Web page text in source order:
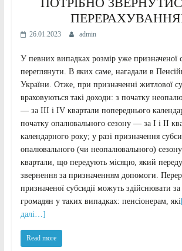
26.01.2023 admin
У певних випадках розмір уже призначеної
переглянути. В яких саме, нагадали в
України. Отже, при призначенні житлової
враховуються такі доходи: з початку
— за ІІІ і ІV квартали попереднього
початку опалювального сезону — за І і ІІ
календарного року; у разі призначення
опалювального (чи неопалювального)
квартали, що передують місяцю, який
звернення за призначенням допомоги.
призначеної субсидії можуть здійснювати
громадян у таких випадках: пенсіонерам, які
далі…]
Read more